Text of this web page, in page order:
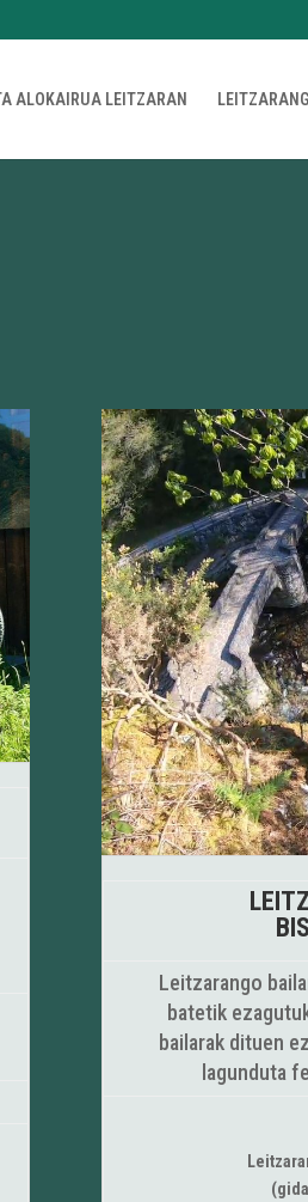
ALOKAIRUA LEITZARAN
Leitzarango
batetik
bailarak dituen
lagunduta